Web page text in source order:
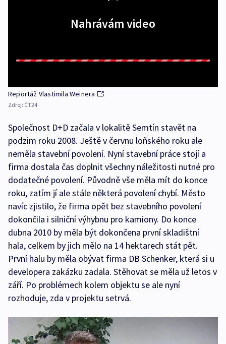
Nahrávám video
Reportáž Vlastimila Weinera
Zdroj: ČT24
Společnost D+D začala v lokalitě Semtín stavět na
podzim roku 2008. Ještě v červnu loňského roku ale
neměla stavební povolení. Nyní stavební práce stojí a
firma dostala čas doplnit všechny náležitosti nutné pro
dodatečné povolení. Původně vše měla mít do konce
roku, zatím jí ale stále některá povolení chybí. Město
navíc zjistilo, že firma opět bez stavebního povolení
dokončila i silniční výhybnu pro kamiony. Do konce
dubna 2010 by měla být dokončena první skladištní
hala, celkem by jich mělo na 14 hektarech stát pět.
První halu by měla obývat firma DB Schenker, která si u
developera zakázku zadala. Stěhovat se měla už letos v
září. Po problémech kolem objektu se ale nyní
rozhoduje, zda v projektu setrvá.